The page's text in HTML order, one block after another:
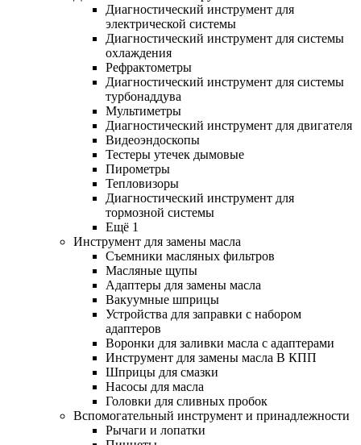
Диагностический инструмент для
электрической системы
Диагностический инструмент для системы
охлаждения
Рефрактометры
Диагностический инструмент для системы
турбонаддува
Мультиметры
Диагностический инструмент для двигателя
Видеоэндоскопы
Тестеры утечек дымовые
Пирометры
Тепловизоры
Диагностический инструмент для
тормозной системы
Ещё 1
Инструмент для замены масла
Съемники масляных фильтров
Масляные щупы
Адаптеры для замены масла
Вакуумные шприцы
Устройства для заправки с набором
адаптеров
Воронки для заливки масла с адаптерами
Инструмент для замены масла В КПП
Шприцы для смазки
Насосы для масла
Головки для сливных пробок
Вспомогательный инструмент и принадлежности
Рычаги и лопатки